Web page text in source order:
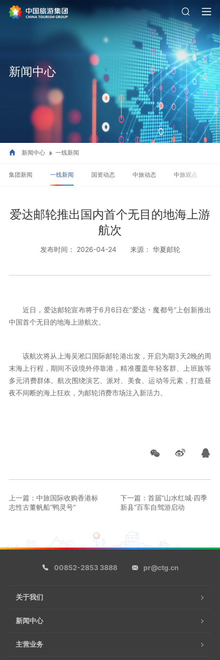
新闻中心
新闻中心 一线新闻
集团新闻 一线新闻 国资动态 中旅动态 中旅观点
爱达邮轮推出国内首个无目的地海上游
航次
发布时间： 2026-04-24 来源： 华夏邮轮
近日，爱达邮轮宣布将于6月6日在“爱达・魔都号”上创新推出
中国首个无目的地海上游航次。
该航次将从上海吴淞口国际邮轮港出发，开启为期3天2晚的周
末海上行程，期间不设境外停靠港，精准覆盖年轻客群、上班族等
多元消费群体。航次围绕演艺、派对、美食、运动等元素，打造昼
夜不间断的海上狂欢，为邮轮消费市场注入新活力。
上一篇：中旅国际收购香港标
志性古董帆船“鸭灵号”
下一篇：首届“山水红城·四季
新县”百车自驾游启动
00852-2853 3888 pr@ctg.cn
关于我们
新闻中心
主营业务